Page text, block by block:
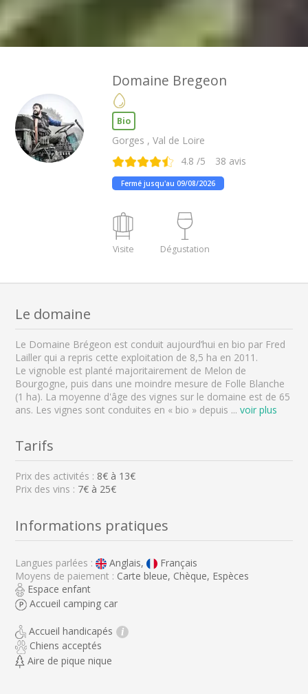
Domaine Bregeon
Bio
Gorges , Val de Loire
4.8 /5 38 avis
Fermé jusqu'au 09/08/2026
Visite Dégustation
Le domaine
Le Domaine Brégeon est conduit aujourd’hui en bio par Fred
Lailler qui a repris cette exploitation de 8,5 ha en 2011.
Le vignoble est planté majoritairement de Melon de
Bourgogne, puis dans une moindre mesure de Folle Blanche
(1 ha). La moyenne d'âge des vignes sur le domaine est de 65
ans. Les vignes sont conduites en « bio » depuis ... voir plus
Tarifs
Prix des activités : 8€ à 13€
Prix des vins : 7€ à 25€
Informations pratiques
Langues parlées : Anglais,
Français
Moyens de paiement : Carte bleue, Chèque, Espèces
Espace enfant
Accueil camping car
Accueil handicapés i
Chiens acceptés
Aire de pique nique